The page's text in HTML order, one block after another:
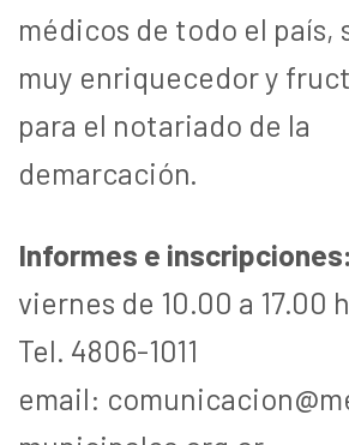
médicos de todo el país,
muy enriquecedor y
para el notariado de la
demarcación.
Informes e inscripciones:
viernes de 10.00 a 17.00 h
Tel. 4806-1011
email: